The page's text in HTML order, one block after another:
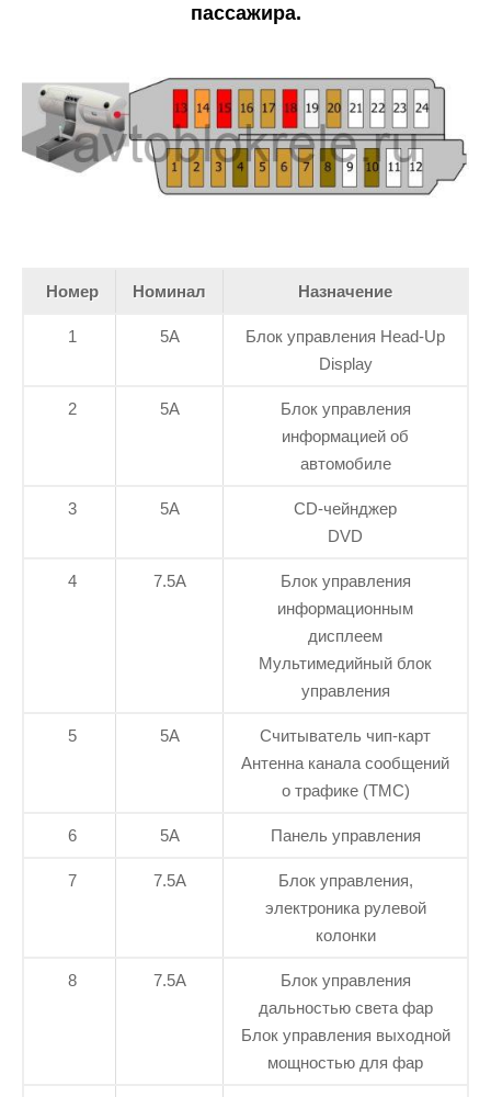
пассажира.
Номер Номинал Назначение
1 5А
Блок управления Head-Up
Display
2 5А
Блок управления
информацией об
автомобиле
3 5А
CD-чейнджер
DVD
4 7.5А
Блок управления
информационным
дисплеем
Мультимедийный блок
управления
5 5А
Считыватель чип-карт
Антенна канала сообщений
о трафике (TMC)
6 5А Панель управления
7 7.5А
Блок управления,
электроника рулевой
колонки
8 7.5А
Блок управления
дальностью света фар
Блок управления выходной
мощностью для фар